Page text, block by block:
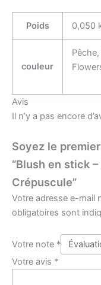
Poids 0,050
couleur
Avis
Il n’y a pas encore
Soyez le
“Blush en stick
Crépuscule”
Votre adresse e-mail
obligatoires sont
Votre note *
Votre avis *